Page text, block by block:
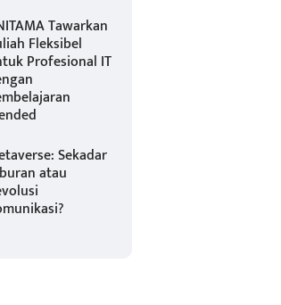
Tawarkan
Fleksibel
Profesional IT
Sekadar
atau